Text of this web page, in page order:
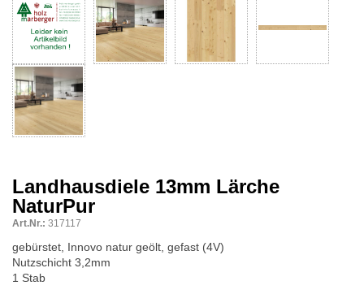
Landhausdiele 13mm Lärche
NaturPur
Art.Nr.: 317117
gebürstet, Innovo natur geölt, gefast (4V)
Nutzschicht 3,2mm
1 Stab